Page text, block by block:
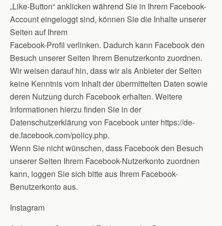
„Like-Button“ anklicken während Sie in Ihrem Facebook-
Account eingeloggt sind, können Sie die Inhalte unserer
Seiten auf Ihrem
Facebook-Profil verlinken. Dadurch kann Facebook den
Besuch unserer Seiten Ihrem Benutzerkonto zuordnen.
Wir weisen darauf hin, dass wir als Anbieter der Seiten
keine Kenntnis vom Inhalt der übermittelten Daten sowie
deren Nutzung durch Facebook erhalten. Weitere
Informationen hierzu finden Sie in der
Datenschutzerklärung von Facebook unter https://de-
de.facebook.com/policy.php.
Wenn Sie nicht wünschen, dass Facebook den Besuch
unserer Seiten Ihrem Facebook-Nutzerkonto zuordnen
kann, loggen Sie sich bitte aus Ihrem Facebook-
Benutzerkonto aus.
Instagram